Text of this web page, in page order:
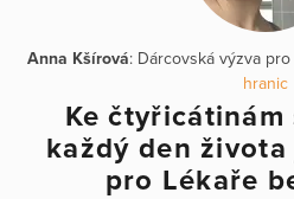
Anna Kšírová: Dárcovská výzva
hranic
Ke čtyřicátinám
každý den
pro Lékaře